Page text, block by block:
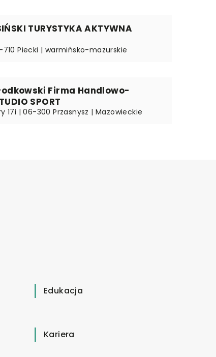
TURYSTYKA AKTYWNA
710 Piecki | warmińsko-mazurskie
Firma Handlowo-
SPORT
17i | 06-300 Przasnysz | Mazowieckie
Edukacja
Kariera